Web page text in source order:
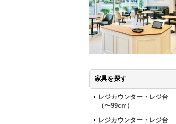
家具を探す
レジカウンター・レジ台
（〜99cm）
レジカウンター・レジ台